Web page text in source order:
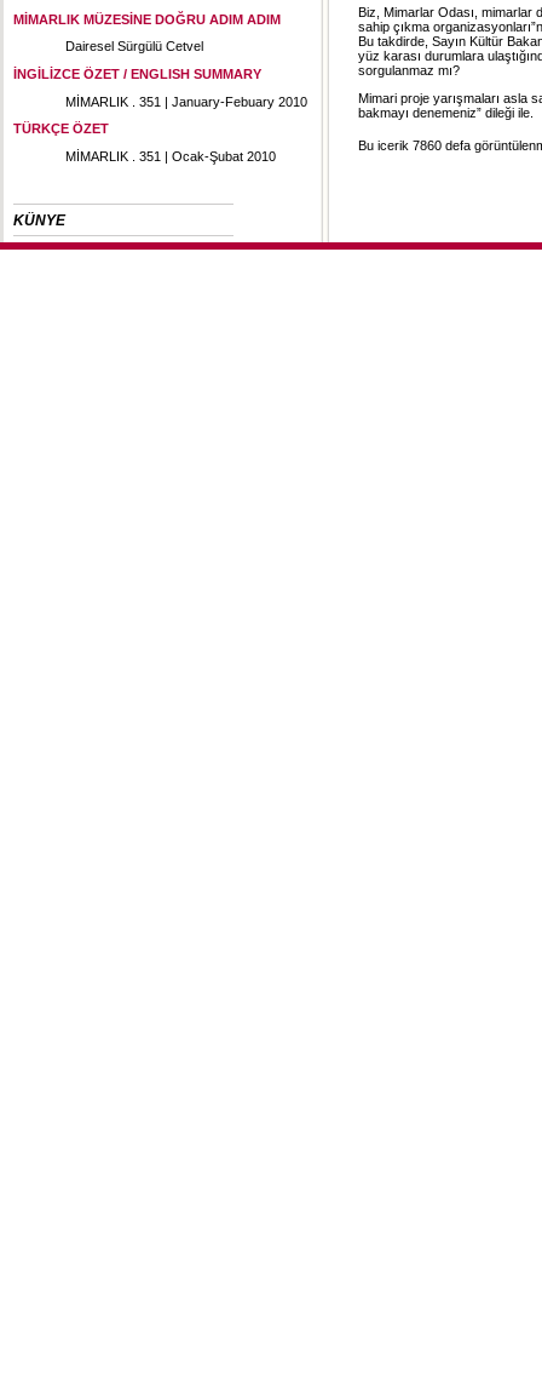
MİMARLIK MÜZESİNE DOĞRU ADIM ADIM
Dairesel Sürgülü Cetvel
İNGİLİZCE ÖZET / ENGLISH SUMMARY
MİMARLIK . 351 | January-Febuary 2010
TÜRKÇE ÖZET
MİMARLIK . 351 | Ocak-Şubat 2010
KÜNYE
Biz, Mimarlar Odası, mimarlar
sahip çıkma
Bu takdirde, Sayın Kültür
yüz karası durumlara
sorgulanmaz mı?
Mimari proje yarışmaları asla
bakmayı denemeniz” dileği ile.
Bu icerik 7860 defa